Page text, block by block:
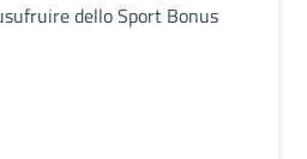
dello Sport Bonus